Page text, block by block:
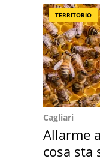
TERRITORIO
Cagliari
Allarme
cosa sta